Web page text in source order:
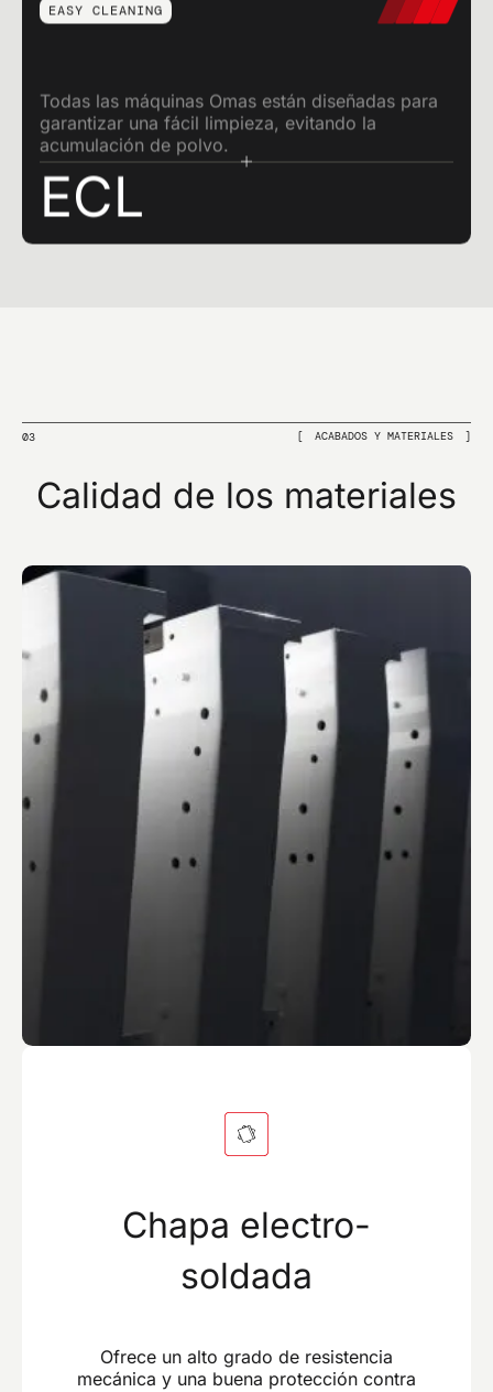
EASY CLEANING
Todas las máquinas Omas están diseñadas para
garantizar una fácil limpieza, evitando la
acumulación de polvo.
ECL
03 ACABADOS Y MATERIALES
Calidad de los materiales
Chapa electro-
soldada
Ofrece un alto grado de resistencia
mecánica y una buena protección contra